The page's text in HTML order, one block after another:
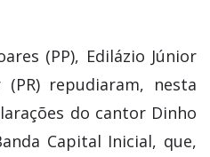
(PP), Edilázio Júnior
(PR) repudiaram, nesta
do cantor Dinho
Capital Inicial, que,